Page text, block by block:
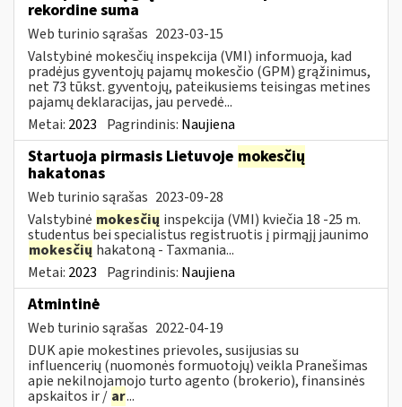
rekordine suma
Web turinio sąrašas 2023-03-15
Valstybinė mokesčių inspekcija (VMI) informuoja, kad
pradėjus gyventojų pajamų mokesčio (GPM) grąžinimus,
net 73 tūkst. gyventojų, pateikusiems teisingas metines
pajamų deklaracijas, jau pervedė...
Metai: 2023 Pagrindinis: Naujiena
Startuoja pirmasis Lietuvoje mokesčių
hakatonas
Web turinio sąrašas 2023-09-28
Valstybinė mokesčių inspekcija (VMI) kviečia 18 -25 m.
studentus bei specialistus registruotis į pirmąjį jaunimo
mokesčių hakatoną - Taxmania...
Metai: 2023 Pagrindinis: Naujiena
Atmintinė
Web turinio sąrašas 2022-04-19
DUK apie mokestines prievoles, susijusias su
influencerių (nuomonės formuotojų) veikla Pranešimas
apie nekilnojamojo turto agento (brokerio), finansinės
apskaitos ir / ar...